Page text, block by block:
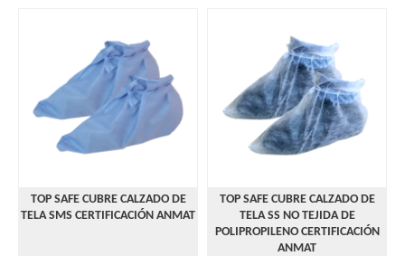
TOP SAFE CUBRE CALZADO DE
TELA SMS CERTIFICACIÓN ANMAT
TOP SAFE CUBRE CALZADO DE
TELA SS NO TEJIDA DE
POLIPROPILENO CERTIFICACIÓN
ANMAT